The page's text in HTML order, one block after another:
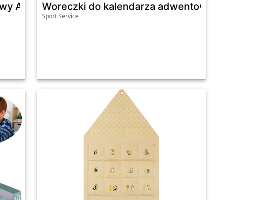
Anioł biało-srebrny, 60 x 120 cm
Woreczki do kalendarza adwentowego 24 szt.
Sport Service